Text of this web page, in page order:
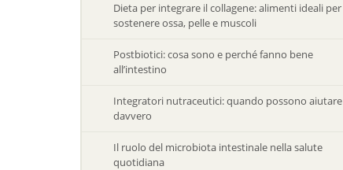
Dieta per integrare il collagene: alimenti ideali per
sostenere ossa, pelle e muscoli
Postbiotici: cosa sono e perché fanno bene
all’intestino
Integratori nutraceutici: quando possono aiutare
davvero
Il ruolo del microbiota intestinale nella salute
quotidiana